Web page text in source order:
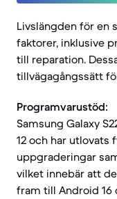
Livslängden för en
faktorer, inklusive
till reparation.
tillvägagångssätt
Programvarustöd:
Samsung Galaxy
12 och har utlovats
uppgraderingar
vilket innebär att
fram till Android 16